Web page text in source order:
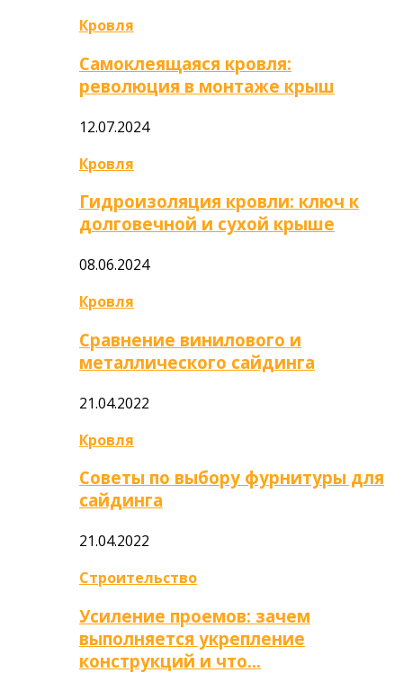
Кровля
Самоклеящаяся кровля:
революция в монтаже крыш
12.07.2024
Кровля
Гидроизоляция кровли: ключ к
долговечной и сухой крыше
08.06.2024
Кровля
Сравнение винилового и
металлического сайдинга
21.04.2022
Кровля
Советы по выбору фурнитуры для
сайдинга
21.04.2022
Строительство
Усиление проемов: зачем
выполняется укрепление
конструкций и что…